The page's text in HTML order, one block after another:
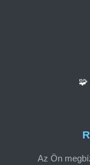
Az Ön
🧩